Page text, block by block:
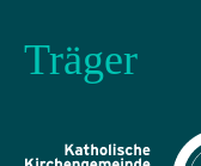
Träger